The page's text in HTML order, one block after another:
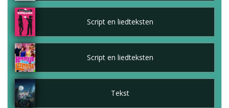
Script en liedteksten
Script en liedteksten
Tekst